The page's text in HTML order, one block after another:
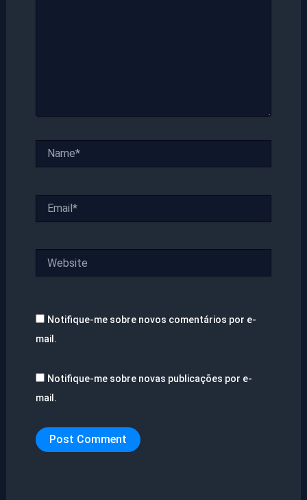
Notifique-me sobre novos comentários por e-
mail.
Notifique-me sobre novas publicações por e-
mail.